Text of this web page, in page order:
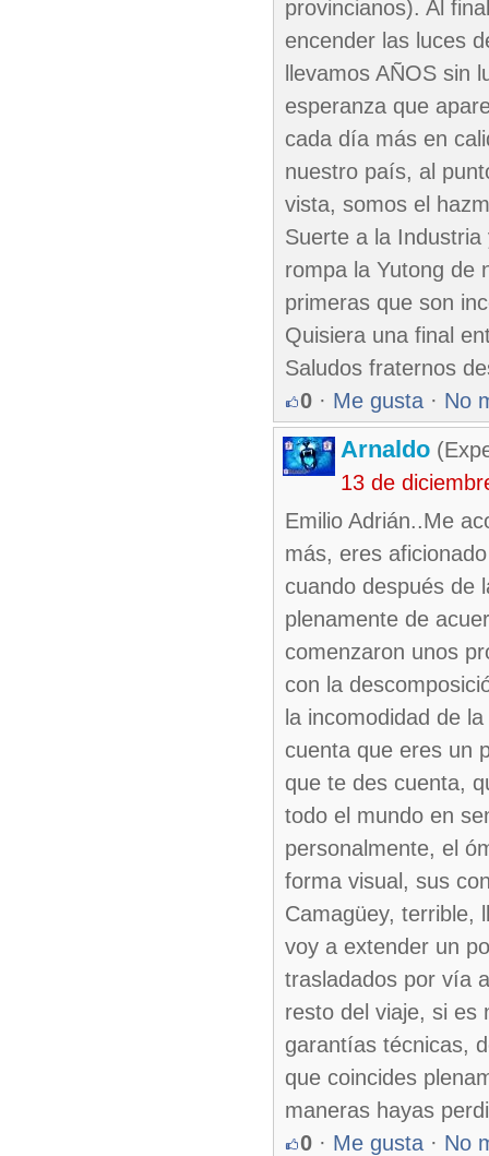
provincianos). Al
encender las luces
llevamos AÑOS
esperanza que
cada día más en
nuestro país, al
vista, somos el
Suerte a la
rompa la Yutong de
primeras que son
Quisiera una final
Saludos fraternos
0 · Me gusta · No
Arnaldo
13 de
Emilio Adrián..Me
más, eres
cuando después de
plenamente de
comenzaron unos
con la
la incomodidad de
cuenta que eres un
que te des cuenta,
todo el mundo en
personalmente, el
forma visual, sus
Camagüey, terrible,
voy a extender un
trasladados por vía
resto del viaje, si es
garantías técnicas,
que coincides
maneras hayas
0 · Me gusta · No